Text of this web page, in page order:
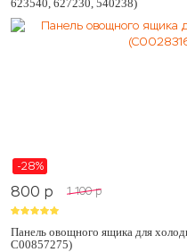
623540, 627230, 540238)
-28%
800 p 1 100 p
Панель овощного ящика для
C00857275)